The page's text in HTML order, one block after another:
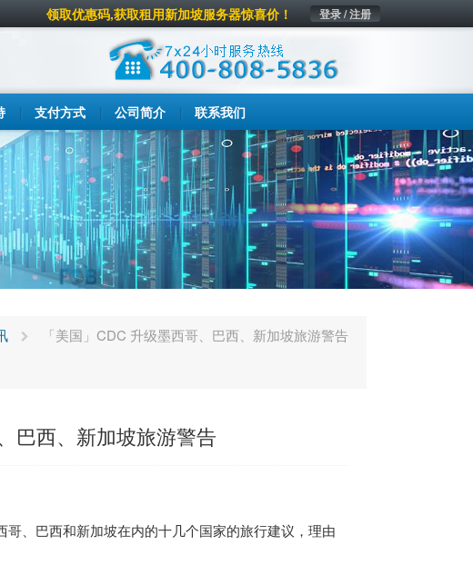
登录 / 注册
领取优惠码,获取租用新加坡服务器惊喜价！
支付方式 公司简介 联系我们
「美国」CDC 升级墨西哥、巴西、新加坡旅游警告
巴西、新加坡旅游警告
、巴西和新加坡在内的十几个国家的旅行建议，理由